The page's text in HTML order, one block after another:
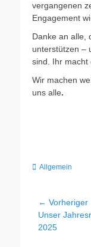
vergangenen
Engagement
Danke an alle,
unterstützen –
sind. Ihr macht
Wir machen
uns alle.
Kategorien
Allgemein
← Vorheriger
Vorheriger
Beitrag:
Unser
2025